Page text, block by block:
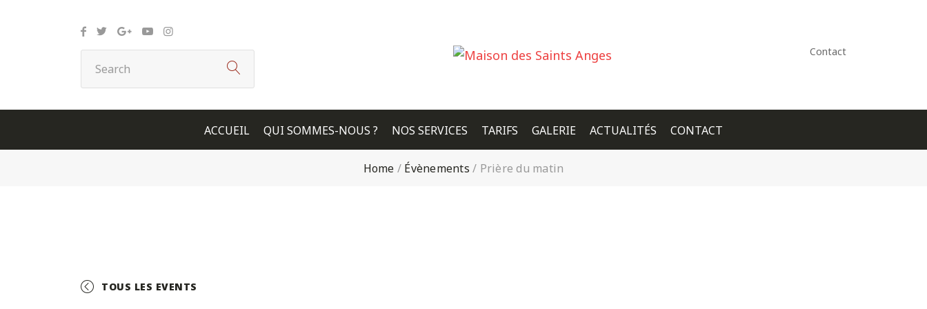
Contact
ACCUEIL QUI SOMMES-NOUS ? NOS SERVICES TARIFS GALERIE ACTUALITÉS CONTACT
Home / Évènements / Prière du matin
TOUS LES EVENTS